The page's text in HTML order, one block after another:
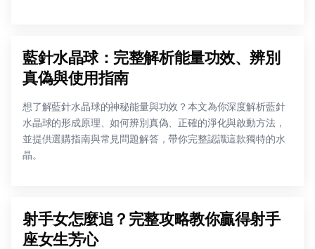
藍針水晶球：完整解析能量功效、辨別
真偽與使用指南
想了解藍針水晶球的神秘能量與功效？本文為你深度解析藍針
水晶球的形成原理、如何辨別真偽、正確的淨化與啟動方法，
並提供選購指南與常見問題解答，帶你完整認識這款獨特的水
晶。
射手女怎麼追？完整攻略教你贏得射手
座女生芳心